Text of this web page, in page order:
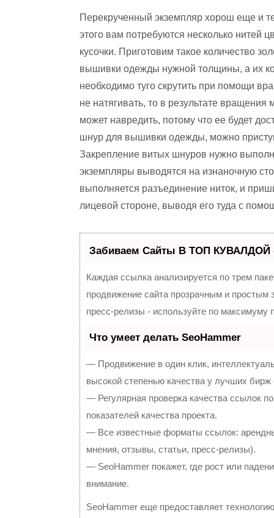
Перекрученный экземпляр хорош еще и
этого вам потребуются несколько нитей
кусочки. Приготовим такое количество
вышивки одежды нужной толщины, а их
необходимо туго скрутить при помощи
не натягивать, то в результате
может навредить, потому что ее будет
шнур для вышивки одежды, можно
Закрепление витых шнуров нужно
экземпляры выводятся на изнаночную
выполняется разъединение ниток, и
лицевой стороне, выводя его туда с
Забиваем Сайты В ТОП КУВАЛДОЙ -
Каждая ссылка анализируется по трем
продвижение сайта прозрачным и
пресс-релизы - используйте по
Что умеет делать SeoHammer
— Продвижение в один клик,
высокой степенью качества у лучших бирж
— Регулярная проверка качества ссылок
показателей качества проекта.
— Все известные форматы ссылок:
мнения, отзывы, статьи, пресс-релизы).
— SeoHammer покажет, где рост или
внимание.
SeoHammer еще предоставляет